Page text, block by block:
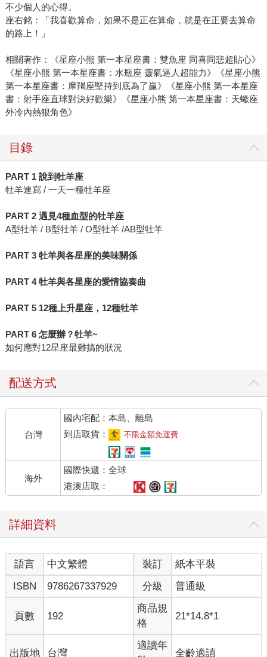
不少個人的心得。
座右銘：「我喜歡算命，如果不是正在算命，就是在正要去算命
的路上！」
相關著作：《星座小熊 第一本星座書：雙魚座 同喜同悲超貼心》
《星座小熊 第一本星座書：水瓶座 靈氣逼人超能力》《星座小熊
第一本星座書：摩羯座堅持到底為了贏》《星座小熊 第一本星座
書：射手座直球對決好歡樂》《星座小熊 第一本星座書：天蠍座
外冷內熱狠角色》
目錄
PART 1 說到牡羊座
牡羊速寫 / 一天一種牡羊座
PART 2 遇見4種血型的牡羊座
A型牡羊 / B型牡羊 / O型牡羊 /AB型牡羊
PART 3 牡羊與各星座的美味關係
PART 4 牡羊與各星座的愛情協奏曲
PART 5 12種上升星座，12種牡羊
PART 6 怎麼辦？牡羊~
如何應對12星座最難搞的狀況
配送方式
台灣
國內宅配：本島、離島
到店取貨：
不限金額免運費
海外
國際快遞：全球
港澳店取：
詳細資料
語言 中文繁體 裝訂
紙本平裝
ISBN
9786267337929 分級 普通級
頁數 192
商品規
格
21*14.8*1
出版地 台灣
適讀年
全齡適讀